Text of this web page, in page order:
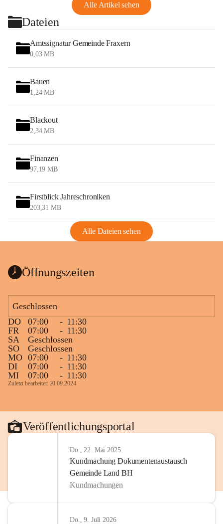
Alle Artikel sehen
Dateien
Amtssignatur Gemeinde Fraxern
0,03 MB
Bauen
1,24 MB
Blackout
2,34 MB
Finanzen
97,19 MB
Firstblick Jahreschroniken
203,31 MB
Alle Dateien sehen
Öffnungszeiten
Geschlossen
DO
07:00 - 11:30
FR
07:00 - 11:30
SA
Geschlossen
SO
Geschlossen
MO 07:00 - 11:30
DI
07:00 - 11:30
MI
07:00 - 11:30
Zuletzt bearbeitet: 20.09.2024
Veröffentlichungsportal
Do., 22. Mai 2025
Kundmachung Dokumentenaustausch
Gemeinde Land BH
Kundmachungen
Do., 9. Juli 2026